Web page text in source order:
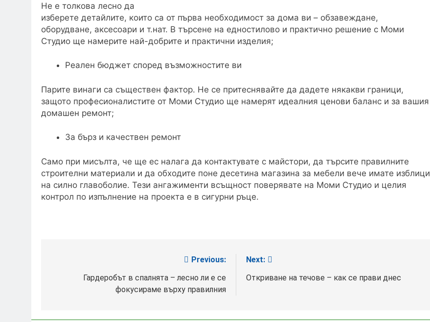
Не е толкова лесно да
изберете детайлите, които са от първа необходимост за дома ви – обзавеждане,
оборудване, аксесоари и т.нат. В търсене на едностилово и практично решение с Моми
Студио ще намерите най-добрите и практични изделия;
Реален бюджет според възможностите ви
Парите винаги са съществен фактор. Не се притеснявайте да дадете някакви граници,
защото професионалистите от Моми Студио ще намерят идеалния ценови баланс и за вашия
домашен ремонт;
За бърз и качествен ремонт
Само при мисълта, че ще ес налага да контактувате с майстори, да търсите правилните
строителни материали и да обходите поне десетина магазина за мебели вече имате изблици
на силно главоболие. Тези ангажименти всъщност поверявате на Моми Студио и целия
контрол по изпълнение на проекта е в сигурни ръце.
navigation
Previous:
Гардеробът в спалнята – лесно ли е се
фокусираме върху правилния
Next:
Откриване на течове – как се прави днес